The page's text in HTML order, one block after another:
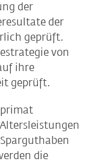
der
der
geprüft.
von
ihre
geprüft.
die